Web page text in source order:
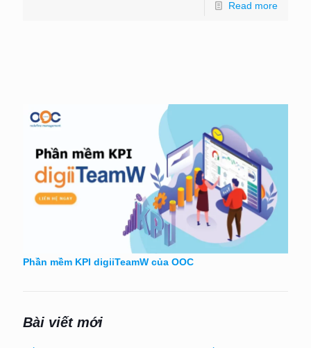
Read more
Phần mềm KPI digiiTeamW của OOC
Bài viết mới